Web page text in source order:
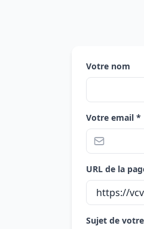
Votre nom
Votre email *
URL de la
Sujet de